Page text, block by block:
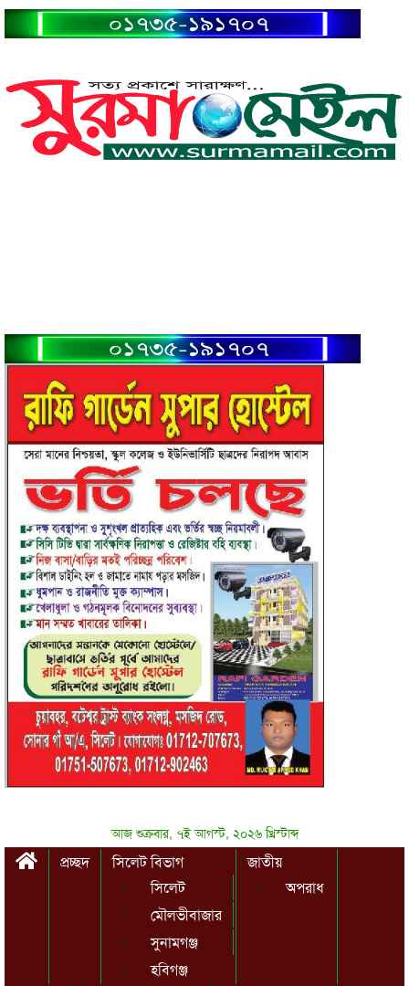
আজ শুক্রবার, ৭ই আগস্ট, ২০২৬ খ্রিস্টাব্দ
প্রচ্ছদ
সিলেট বিভাগ
সিলেট
মৌলভীবাজার
সুনামগঞ্জ
হবিগঞ্জ
জাতীয়
অপরাধ